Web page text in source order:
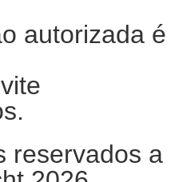
autorizada é
reservados a